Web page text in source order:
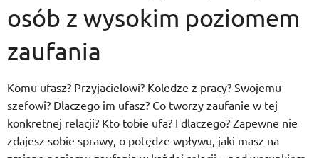
osób z wysokim poziomem
zaufania
Komu ufasz? Przyjacielowi? Koledze z pracy? Swojemu
szefowi? Dlaczego im ufasz? Co tworzy zaufanie w tej
konkretnej relacji? Kto tobie ufa? I dlaczego? Zapewne nie
zdajesz sobie sprawy, o potędze wpływu, jaki masz na